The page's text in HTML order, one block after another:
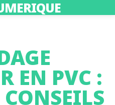
EN PVC :
CONSEILS